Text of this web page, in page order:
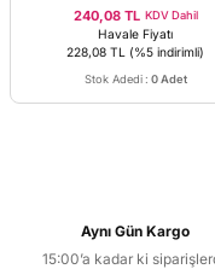
240,08 TL KDV Dahil
Havale Fiyatı
228,08 TL (%5 indirimli)
Stok Adedi : 0 Adet
Aynı Gün Kargo
15:00’a kadar ki